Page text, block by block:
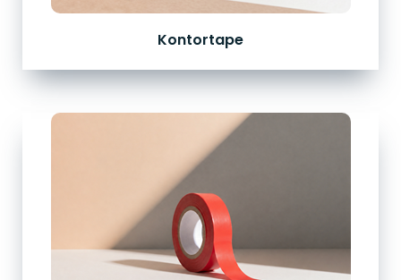
Kontortape